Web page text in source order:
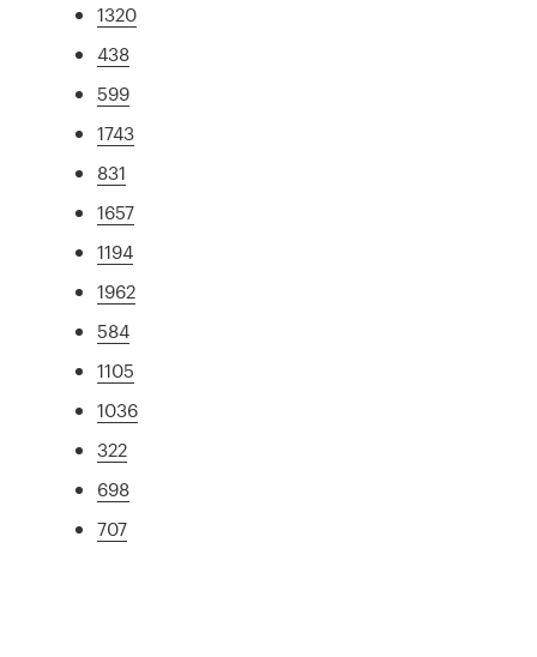
1320
438
599
1743
831
1657
1194
1962
584
1105
1036
322
698
707